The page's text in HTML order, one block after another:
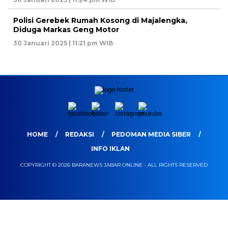
Polisi Gerebek Rumah Kosong di Majalengka,
Diduga Markas Geng Motor
30 Januari 2025 | 11:21 pm WIB
HOME REDAKSI
PEDOMAN MEDIA SIBER
INFO IKLAN
COPYRIGHT © 2026 BARANEWS JABAR ONLINE - ALL RIGHTS RESERVED